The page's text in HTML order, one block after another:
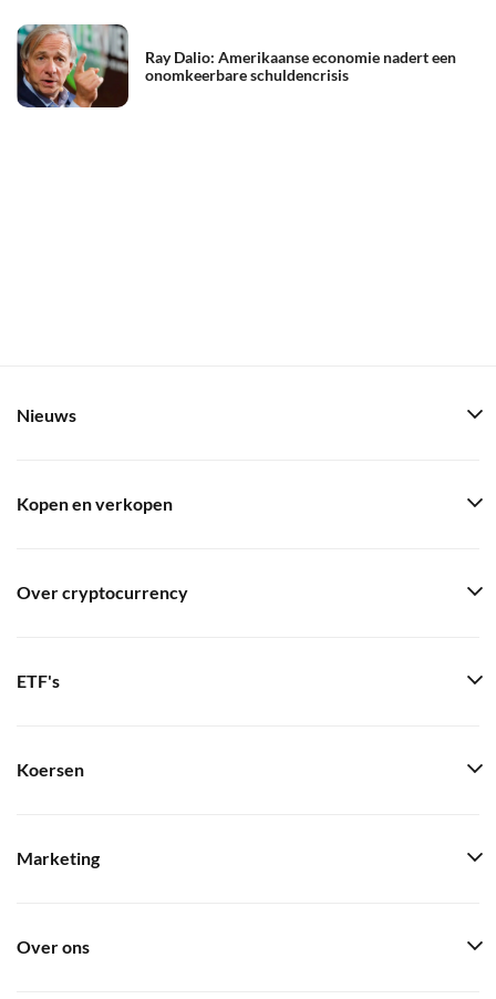
Ray Dalio: Amerikaanse economie nadert een
onomkeerbare schuldencrisis
Nieuws
Kopen en verkopen
Over cryptocurrency
ETF's
Koersen
Marketing
Over ons